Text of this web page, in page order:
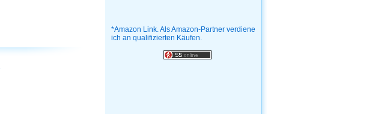
*Amazon Link. Als Amazon-Partner verdiene
ich an qualifizierten Käufen.